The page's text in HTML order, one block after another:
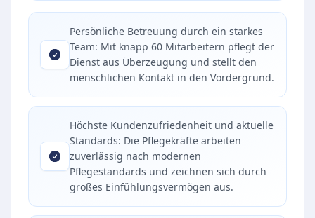
Persönliche Betreuung durch ein starkes
Team: Mit knapp 60 Mitarbeitern pflegt der
Dienst aus Überzeugung und stellt den
menschlichen Kontakt in den Vordergrund.
Höchste Kundenzufriedenheit und aktuelle
Standards: Die Pflegekräfte arbeiten
zuverlässig nach modernen
Pflegestandards und zeichnen sich durch
großes Einfühlungsvermögen aus.